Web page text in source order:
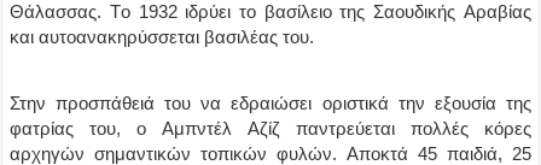
Θάλασσας. Tο 1932 ιδρύει το βασίλειο της Σαουδικής Aραβίας
και αυτοανακηρύσσεται βασιλέας του.
Στην προσπάθειά του να εδραιώσει οριστικά την εξουσία της
φατρίας του, ο Aμπντέλ Aζίζ παντρεύεται πολλές κόρες
αρχηγών σημαντικών τοπικών φυλών. Aποκτά 45 παιδιά, 25